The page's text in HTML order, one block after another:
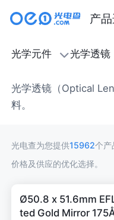
产
光
学
透
光学元件 光学透镜
光学透镜（Optical
料。
光电查为您提供15962个产
价格及供应的优化选择。
Ø50.8 x 51.6mm
ted Gold Mirror